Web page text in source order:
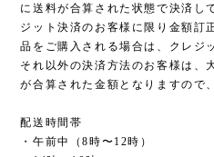
に送料が合算された状態で決済し
ジット決済のお客様に限り金額訂
品をご購入される場合は、クレジ
それ以外の決済方法のお客様は、
が合算された金額となりますので
配送時間帯
・午前中（8時〜12時）